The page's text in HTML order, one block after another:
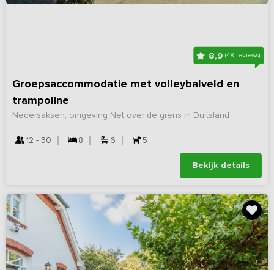
8,9 (48 reviews)
Groepsaccommodatie met volleybalveld en
trampoline
Nedersaksen, omgeving Net over de grens in Duitsland
12 - 30 8 6 5
Bekijk details